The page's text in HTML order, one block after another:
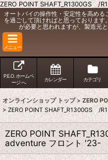
ZERO POINT SHAFT_R1300GS /
オートバイの操作性・安定性を高め
を過ごして頂ければと思っておりま
が必要と思われますが、製造元
メニュー
P.E.O. ホームペ
ージ へ
カレンダー カテゴリ
オンラインショップ トップ > ZERO
> ZERO POINT SHAFT_R1300GS /
ZERO POINT
adventure フロント '23-